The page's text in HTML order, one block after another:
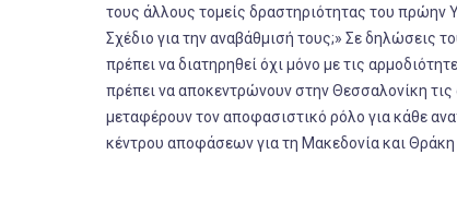
τους άλλους τομείς δραστηριότητας του πρώην
Σχέδιο για την αναβάθμισή τους;» Σε δηλώσεις
πρέπει να διατηρηθεί όχι μόνο με τις
πρέπει να αποκεντρώνουν στην Θεσσαλονίκη
μεταφέρουν τον αποφασιστικό ρόλο για κάθε
κέντρου αποφάσεων για τη Μακεδονία και Θράκη